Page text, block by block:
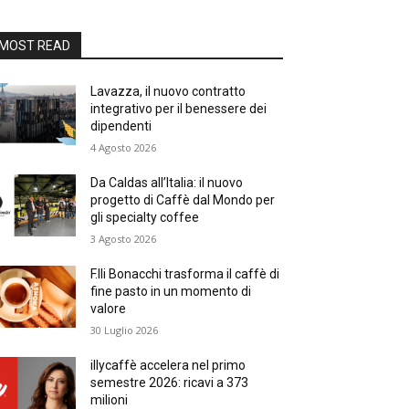
READ
Lavazza, il nuovo contratto
integrativo per il benessere dei
dipendenti
4 Agosto 2026
Da Caldas all’Italia: il nuovo
progetto di Caffè dal Mondo per
gli specialty coffee
3 Agosto 2026
F.lli Bonacchi trasforma il caffè di
fine pasto in un momento di
valore
30 Luglio 2026
illycaffè accelera nel primo
semestre 2026: ricavi a 373
milioni